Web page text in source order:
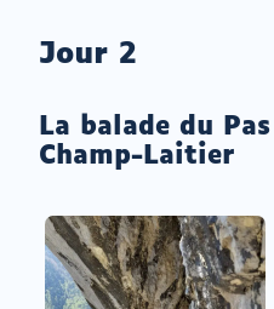
Jour 2
La balade du
Champ-Laitier